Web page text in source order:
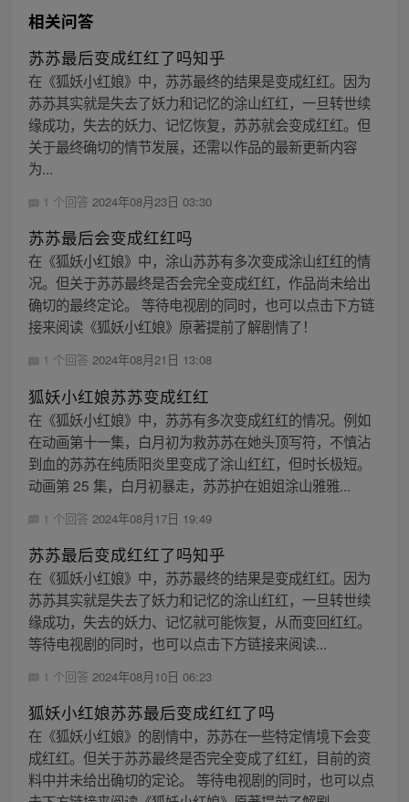
相关问答
苏苏最后变成红红了吗知乎
在《狐妖小红娘》中，苏苏最终的结果是变成红红。因为
苏苏其实就是失去了妖力和记忆的涂山红红，一旦转世续
缘成功，失去的妖力、记忆恢复，苏苏就会变成红红。但
关于最终确切的情节发展，还需以作品的最新更新内容
为...
1 个回答 2024年08月23日 03:30
苏苏最后会变成红红吗
在《狐妖小红娘》中，涂山苏苏有多次变成涂山红红的情
况。但关于苏苏最终是否会完全变成红红，作品尚未给出
确切的最终定论。 等待电视剧的同时，也可以点击下方链
接来阅读《狐妖小红娘》原著提前了解剧情了！
1 个回答 2024年08月21日 13:08
狐妖小红娘苏苏变成红红
在《狐妖小红娘》中，苏苏有多次变成红红的情况。例如
在动画第十一集，白月初为救苏苏在她头顶写符，不慎沾
到血的苏苏在纯质阳炎里变成了涂山红红，但时长极短。
动画第 25 集，白月初暴走，苏苏护在姐姐涂山雅雅...
1 个回答 2024年08月17日 19:49
苏苏最后变成红红了吗知乎
在《狐妖小红娘》中，苏苏最终的结果是变成红红。因为
苏苏其实就是失去了妖力和记忆的涂山红红，一旦转世续
缘成功，失去的妖力、记忆就可能恢复，从而变回红红。
等待电视剧的同时，也可以点击下方链接来阅读...
1 个回答 2024年08月10日 06:23
狐妖小红娘苏苏最后变成红红了吗
在《狐妖小红娘》的剧情中，苏苏在一些特定情境下会变
成红红。但关于苏苏最终是否完全变成了红红，目前的资
料中并未给出确切的定论。 等待电视剧的同时，也可以点